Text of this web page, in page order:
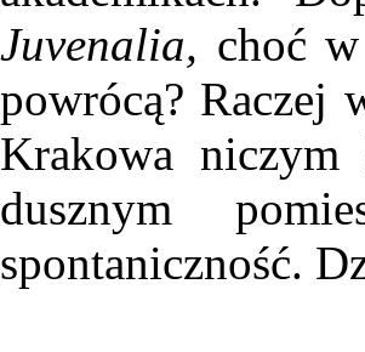
Juvenalia, choć
powrócą? Raczej
Krakowa niczym
dusznym
spontaniczność.